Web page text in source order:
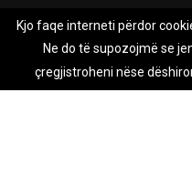
Rreth nesh
Zhurnal.mk është Agjenci e
Kjo faqe interneti përdor
Ne do të supozojmë se
çregjistroheni nëse